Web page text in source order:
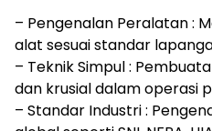
– Pengenalan Peralatan :
alat sesuai standar
– Teknik Simpul :
dan krusial dalam operasi
– Standar Industri :